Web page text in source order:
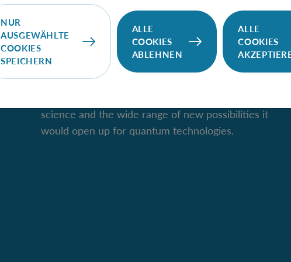
IQOQI Vienna
science and the wide range of new possibilities it
would open up for quantum technologies.
NUR
AUSGEWÄHLTE
COOKIES
SPEICHERN
ALLE
COOKIES
ABLEHNEN
ALLE
COOKIES